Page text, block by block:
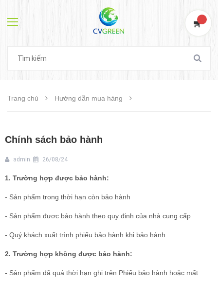
Trang chủ Hướng dẫn mua hàng
Chính sách bảo hành
admin 26/08/24
1. Trường hợp được bảo hành:
- Sản phẩm trong thời hạn còn bảo hành
- Sản phẩm được bảo hành theo quy định của nhà cung cấp
- Quý khách xuất trình phiếu bảo hành khi bảo hành.
2. Trường hợp không được bảo hành:
- Sản phẩm đã quá thời hạn ghi trên Phiếu bảo hành hoặc mất